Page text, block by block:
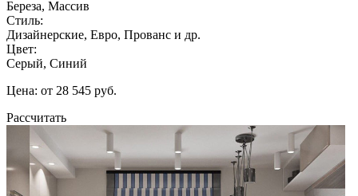
Береза, Массив
Стиль:
Дизайнерские, Евро, Прованс и др.
Цвет:
Серый, Синий
Цена: от 28 545 руб.
Рассчитать